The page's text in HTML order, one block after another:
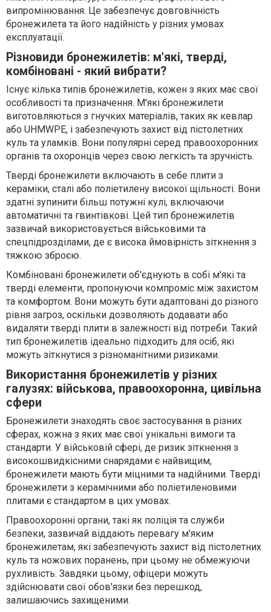
випромінювання. Це забезпечує довговічність
бронежилета та його надійність у різних умовах
експлуатації.
Різновиди бронежилетів: м'які, тверді,
комбіновані - який вибрати?
Існує кілька типів бронежилетів, кожен з яких має свої
особливості та призначення. М'які бронежилети
виготовляються з гнучких матеріалів, таких як кевлар
або UHMWPE, і забезпечують захист від пістолетних
куль та уламків. Вони популярні серед правоохоронних
органів та охоронців через свою легкість та зручність.
Тверді бронежилети включають в себе плити з
кераміки, сталі або поліетилену високої щільності. Вони
здатні зупинити більш потужні кулі, включаючи
автоматичні та гвинтівкові. Цей тип бронежилетів
зазвичай використовується військовими та
спецпідрозділами, де є висока ймовірність зіткнення з
тяжкою зброєю.
Комбіновані бронежилети об'єднують в собі м'які та
тверді елементи, пропонуючи компроміс між захистом
та комфортом. Вони можуть бути адаптовані до різного
рівня загроз, оскільки дозволяють додавати або
видаляти тверді плити в залежності від потреби. Такий
тип бронежилетів ідеально підходить для осіб, які
можуть зіткнутися з різноманітними ризиками.
Використання бронежилетів у різних
галузях: військова, правоохоронна, цивільна
сфери
Бронежилети знаходять своє застосування в різних
сферах, кожна з яких має свої унікальні вимоги та
стандарти. У військовій сфері, де ризик зіткнення з
високошвидкісними снарядами є найвищим,
бронежилети мають бути міцними та надійними. Тверді
бронежилети з керамічними або поліетиленовими
плитами є стандартом в цих умовах.
Правоохоронні органи, такі як поліція та служби
безпеки, зазвичай віддають перевагу м'яким
бронежилетам, які забезпечують захист від пістолетних
куль та ножових поранень, при цьому не обмежуючи
рухливість. Завдяки цьому, офіцери можуть
здійснювати свої обов'язки без перешкод,
залишаючись захищеними.